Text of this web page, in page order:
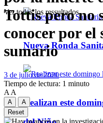
Nueva Ronda
Realizan este
Ver todos los ressultados
Tottis pero no
conocer por el
sumario
3 de julio de 2020
Tiempo de lectura: 1 minuto
A A
A
A
Reset